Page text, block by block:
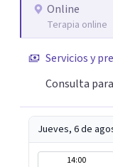
y enfoque
necesitas
Online
Terapia online
Servicios y
Consulta
Jueves, 6 de
14:00